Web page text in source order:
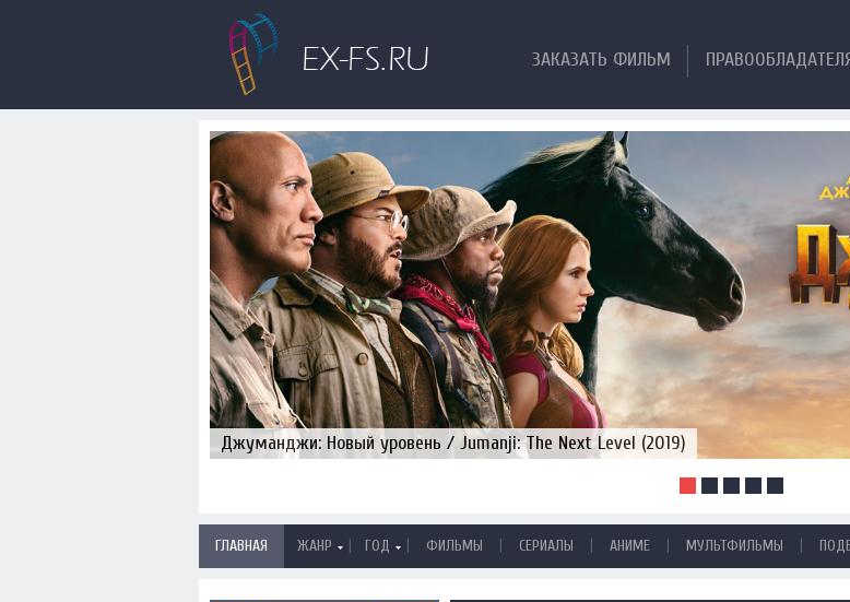
ЗАКАЗАТЬ ФИЛЬМ
Джуманджи: Новый уровень / Jumanji: The Next Level (2019)
ГЛАВНАЯ ЖАНР | ГОД | ФИЛЬМЫ | СЕРИАЛЫ | АНИМЕ | МУЛЬТФИЛЬМЫ |